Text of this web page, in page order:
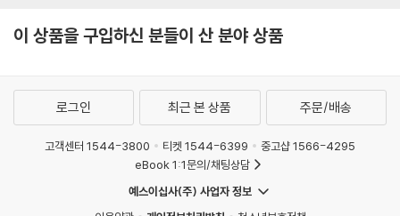
Masses)
이 상품을 구입하신 분들이 산 분야 상품
로그인 최근 본 상품 주문/배송
고객센터 1544-3800 티켓 1544-6399
중고샵 1566-4295
eBook 1:1문의/채팅상담
예스이십사(주) 사업자 정보